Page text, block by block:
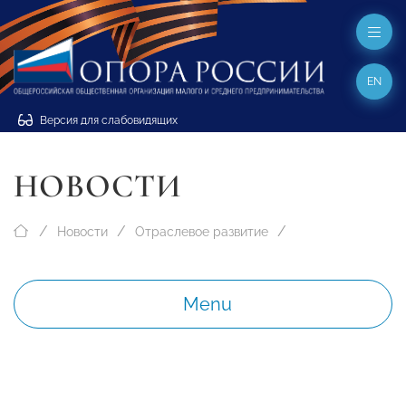
Версия для слабовидящих
EN
НОВОСТИ
Новости Отраслевое развитие
Menu